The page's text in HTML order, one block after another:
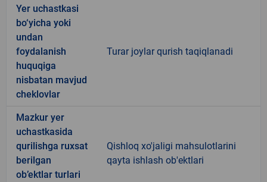
Yer uchastkasi
bo‘yicha yoki
undan
foydalanish
huquqiga
nisbatan mavjud
cheklovlar
Turar joylar qurish taqiqlanadi
Mazkur yer
uchastkasida
qurilishga ruxsat
berilgan
ob’ektlar turlari
Qishloq xo'jaligi mahsulotlarini
qayta ishlash ob'ektlari